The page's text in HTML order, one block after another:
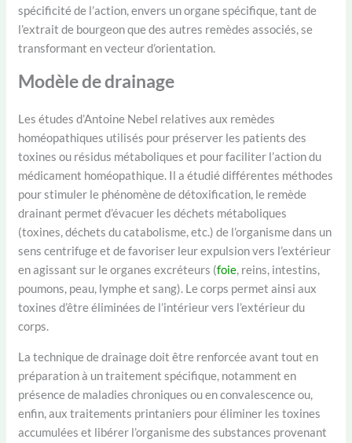
spécificité de l’action, envers un organe spécifique, tant de
l’extrait de bourgeon que des autres remèdes associés, se
transformant en vecteur d’orientation.
Modèle de drainage
Les études d’Antoine Nebel relatives aux remèdes
homéopathiques utilisés pour préserver les patients des
toxines ou résidus métaboliques et pour faciliter l’action du
médicament homéopathique. Il a étudié différentes méthodes
pour stimuler le phénomène de détoxification, le remède
drainant permet d’évacuer les déchets métaboliques
(toxines, déchets du catabolisme, etc.) de l’organisme dans un
sens centrifuge et de favoriser leur expulsion vers l’extérieur
en agissant sur le organes excréteurs (foie, reins, intestins,
poumons, peau, lymphe et sang). Le corps permet ainsi aux
toxines d’être éliminées de l’intérieur vers l’extérieur du
corps.
La technique de drainage doit être renforcée avant tout en
préparation à un traitement spécifique, notamment en
présence de maladies chroniques ou en convalescence ou,
enfin, aux traitements printaniers pour éliminer les toxines
accumulées et libérer l’organisme des substances provenant